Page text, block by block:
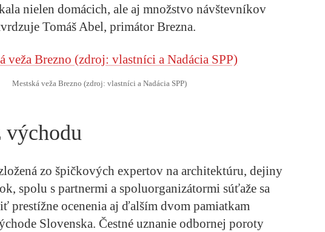
nielen domácich, ale aj množstvo návštevníkov
Tomáš Abel, primátor Brezna.
Mestská veža Brezno (zdroj: vlastníci a Nadácia SPP)
východu
zo špičkových expertov na architektúru, dejiny
spolu s partnermi a spoluorganizátormi súťaže sa
prestížne ocenenia aj ďalším dvom pamiatkam
Slovenska. Čestné uznanie odbornej poroty